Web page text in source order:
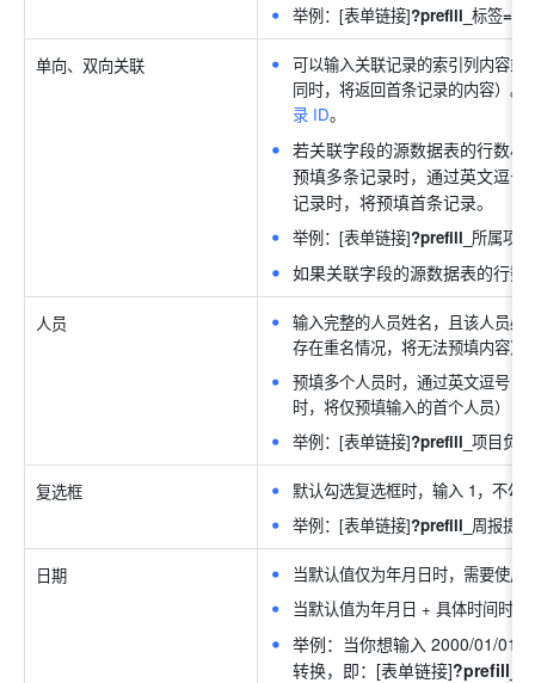
举例：[表单链接]?prefill_标签=
单向、双向关联
可以输入关联记录的索引列内容
同时，将返回首条记录的内容）。
录 ID。
若关联字段的源数据表的行数
预填多条记录时，通过英文逗号
记录时，将预填首条记录。
举例：[表单链接]?prefill_ 所属项目
如果关联字段的源数据表的行
人员
输入完整的人员姓名，且该人员必
存在重名情况，将无法预填内容）
预填多个人员时，通过英文逗号（
时，将仅预填输入的首个人员）
举例：[表单链接]?prefill_项目负
复选框
默认勾选复选框时，输入 1，不勾
举例：[表单链接]?prefill_ 周报提
日期
当默认值仅为年月日时，需要使
当默认值为年月日 + 具体时间时
举例：当你想输入 2000/01/01
转换，即：[表单链接]?prefill_